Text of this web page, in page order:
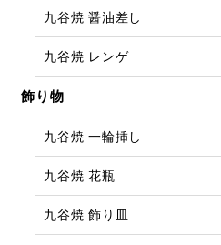
九谷焼 醤油差し
九谷焼 レンゲ
飾り物
九谷焼 一輪挿し
九谷焼 花瓶
九谷焼 飾り皿